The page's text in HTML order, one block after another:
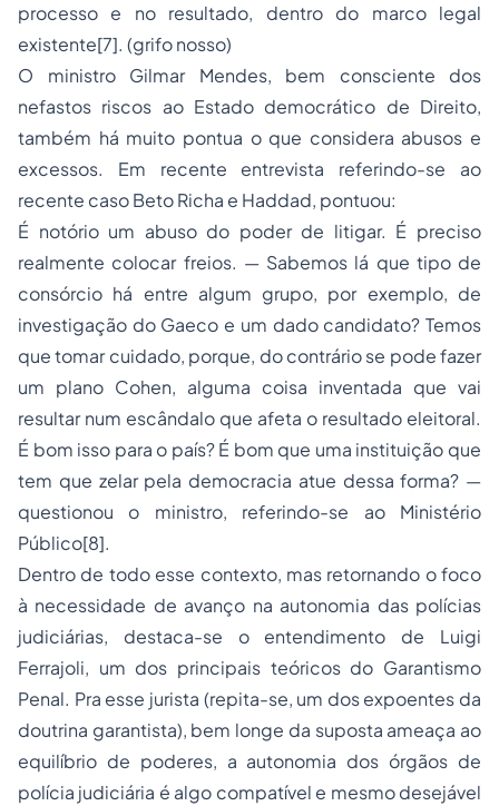
processo e no resultado, dentro do marco legal
existente[7]. (grifo nosso)
O ministro Gilmar Mendes, bem consciente dos
nefastos riscos ao Estado democrático de Direito,
também há muito pontua o que considera abusos e
excessos. Em recente entrevista referindo-se ao
recente caso Beto Richa e Haddad, pontuou:
É notório um abuso do poder de litigar. É preciso
realmente colocar freios. — Sabemos lá que tipo de
consórcio há entre algum grupo, por exemplo, de
investigação do Gaeco e um dado candidato? Temos
que tomar cuidado, porque, do contrário se pode fazer
um plano Cohen, alguma coisa inventada que vai
resultar num escândalo que afeta o resultado eleitoral.
É bom isso para o país? É bom que uma instituição que
tem que zelar pela democracia atue dessa forma? —
questionou o ministro, referindo-se ao Ministério
Público[8].
Dentro de todo esse contexto, mas retornando o foco
à necessidade de avanço na autonomia das polícias
judiciárias, destaca-se o entendimento de Luigi
Ferrajoli, um dos principais teóricos do Garantismo
Penal. Pra esse jurista (repita-se, um dos expoentes da
doutrina garantista), bem longe da suposta ameaça ao
equilíbrio de poderes, a autonomia dos órgãos de
polícia judiciária é algo compatível e mesmo desejável